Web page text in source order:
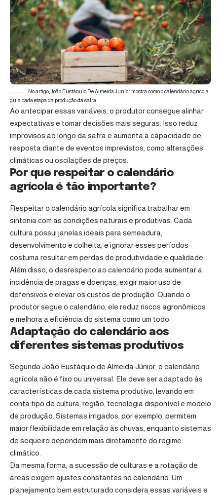
No artigo, João Eustáquio De Almeida Junior mostra como o calendário agrícola
guia cada etapa da produção da safra.
Ao antecipar essas variáveis, o produtor consegue alinhar
expectativas e tomar decisões mais seguras. Isso reduz
improvisos ao longo da safra e aumenta a capacidade de
resposta diante de eventos imprevistos, como alterações
climáticas ou oscilações de preços.
Por que respeitar o calendário
agrícola é tão importante?
Respeitar o calendário agrícola significa trabalhar em
sintonia com as condições naturais e produtivas. Cada
cultura possui janelas ideais para semeadura,
desenvolvimento e colheita, e ignorar esses períodos
costuma resultar em perdas de produtividade e qualidade.
Além disso, o desrespeito ao calendário pode aumentar a
incidência de pragas e doenças, exigir maior uso de
defensivos e elevar os custos de produção. Quando o
produtor segue o calendário, ele reduz riscos agronômicos
e melhora a eficiência do sistema como um todo.
Adaptação do calendário aos
diferentes sistemas produtivos
Segundo João Eustáquio de Almeida Júnior, o calendário
agrícola não é fixo ou universal. Ele deve ser adaptado às
características de cada sistema produtivo, levando em
conta tipo de cultura, região, tecnologia disponível e modelo
de produção. Sistemas irrigados, por exemplo, permitem
maior flexibilidade em relação às chuvas, enquanto sistemas
de sequeiro dependem mais diretamente do regime
climático.
Da mesma forma, a sucessão de culturas e a rotação de
áreas exigem ajustes constantes no calendário. Um
planejamento bem estruturado considera essas variáveis e